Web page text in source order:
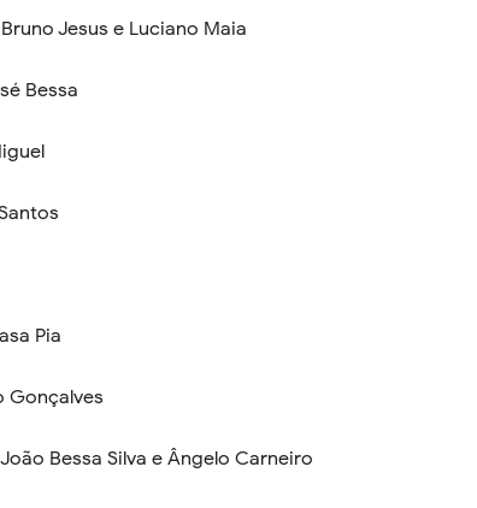
Jesus e Luciano Maia
Bessa
Pia
Gonçalves
Bessa Silva e Ângelo Carneiro